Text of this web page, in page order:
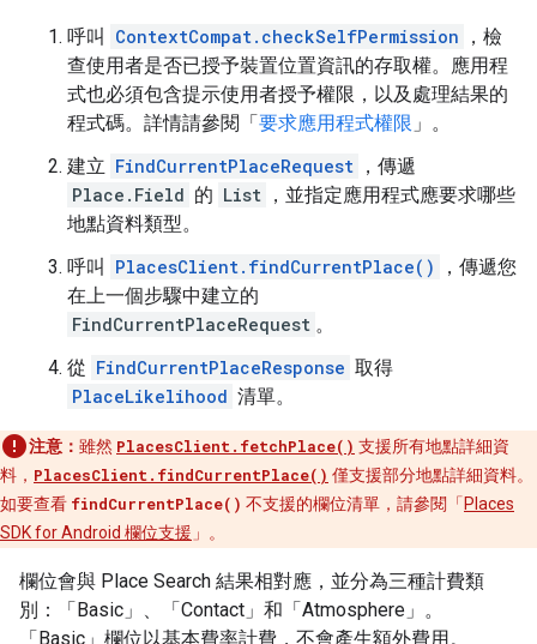
呼叫 ContextCompat.checkSelfPermission
，檢
查使用者是否已授予裝置位置資訊的存取權。應用程
式也必須包含提示使用者授予權限，以及處理結果的
程式碼。詳情請參閱「要求應用程式權限 」。
建立 FindCurrentPlaceRequest ，傳遞
Place.Field 的 List ，並指定應用程式應要求哪些
地點資料類型。
呼叫
PlacesClient.findCurrentPlace()
，傳遞您
在上一個步驟中建立的
FindCurrentPlaceRequest 。
從 FindCurrentPlaceResponse 取得
PlaceLikelihood 清單。
注意： 雖然 PlacesClient.fetchPlace() 支援所有地點詳細資
料， PlacesClient.findCurrentPlace() 僅支援部分地點詳細資料。
如要查看 findCurrentPlace() 不支援的欄位清單，請參閱「 Places
SDK for Android 欄位支援 」。
欄位會與 Place Search 結果相對應，並分為三種計費類
別：「Basic」、「Contact」和「Atmosphere」。
「Basic」欄位以基本費率計費，不會產生額外費用。